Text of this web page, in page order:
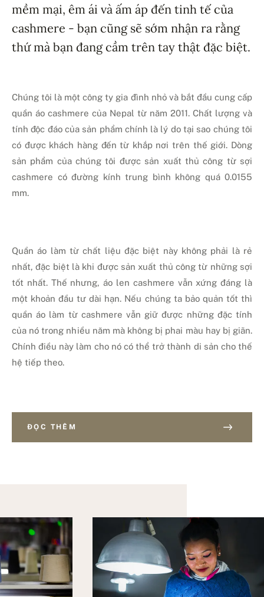
mềm mại, êm ái và ấm áp đến tinh tế của
cashmere - bạn cũng sẽ sớm nhận ra rằng
thứ mà bạn đang cầm trên tay thật đặc biệt.
Chúng tôi là một công ty gia đình nhỏ và bắt đầu cung cấp
quần áo cashmere của Nepal từ năm 2011. Chất lượng và
tính độc đáo của sản phẩm chính là lý do tại sao chúng tôi
có được khách hàng đến từ khắp nơi trên thế giới. Dòng
sản phẩm của chúng tôi được sản xuất thủ công từ sợi
cashmere có đường kính trung bình không quá 0.0155
mm.
Quần áo làm từ chất liệu đặc biệt này không phải là rẻ
nhất, đặc biệt là khi được sản xuất thủ công từ những sợi
tốt nhất. Thế nhưng, áo len cashmere vẫn xứng đáng là
một khoản đầu tư dài hạn. Nếu chúng ta bảo quản tốt thì
quần áo làm từ cashmere vẫn giữ được những đặc tính
của nó trong nhiều năm mà không bị phai màu hay bị giãn.
Chính điều này làm cho nó có thể trở thành di sản cho thế
hệ tiếp theo.
ĐỌC THÊM